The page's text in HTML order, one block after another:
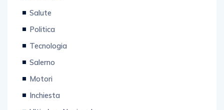
Salute
Politica
Tecnologia
Salerno
Motori
Inchiesta